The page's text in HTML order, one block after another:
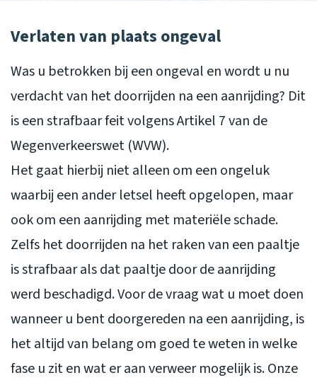
Verlaten van plaats ongeval
Was u betrokken bij een ongeval en wordt u nu
verdacht van het doorrijden na een aanrijding? Dit
is een strafbaar feit volgens Artikel 7 van de
Wegenverkeerswet (WVW).
Het gaat hierbij niet alleen om een ongeluk
waarbij een ander letsel heeft opgelopen, maar
ook om een aanrijding met materiële schade.
Zelfs het doorrijden na het raken van een paaltje
is strafbaar als dat paaltje door de aanrijding
werd beschadigd. Voor de vraag wat u moet doen
wanneer u bent doorgereden na een aanrijding, is
het altijd van belang om goed te weten in welke
fase u zit en wat er aan verweer mogelijk is. Onze